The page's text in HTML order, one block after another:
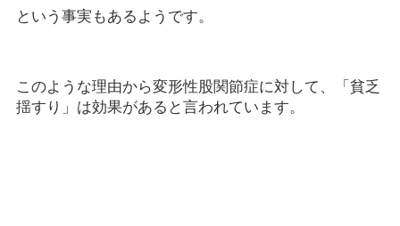
という事実もあるようです。
このような理由から変形性股関節症に対して、「貧乏
揺すり」は効果があると言われています。